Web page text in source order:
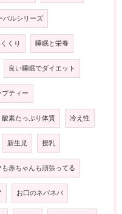
バルシリーズ
くり 睡眠と栄養
良い睡眠でダイエット
ブティー
酸素たっぷり体質 冷え性
新生児 授乳
も赤ちゃんも頑張ってる
お口のネバネバ